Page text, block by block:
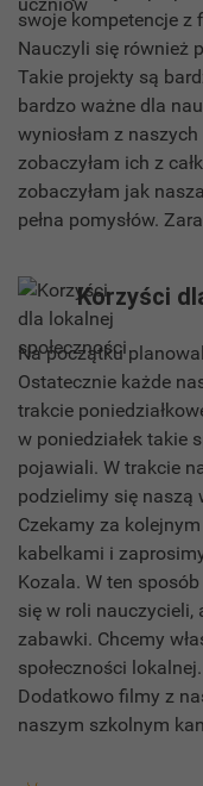
swoje kompetencje z
Nauczyli się również
Takie projekty są
bardzo ważne dla
wyniosłam z
zobaczyłam ich z
zobaczyłam jak
pełna pomysłów.
Korzyści
Na początku
Ostatecznie każde
trakcie
w poniedziałek takie
pojawiali. W trakcie
podzielimy się naszą
Czekamy za
kabelkami i
Kozala. W ten
się w roli nauczycieli,
zabawki. Chcemy
społeczności lokalnej.
Dodatkowo filmy z
naszym szkolnym